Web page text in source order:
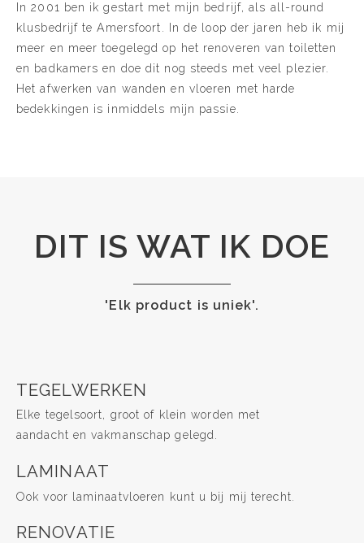
In 2001 ben ik gestart met mijn bedrijf, als all-round
klusbedrijf te Amersfoort. In de loop der jaren heb ik mij
meer en meer toegelegd op het renoveren van toiletten
en badkamers en doe dit nog steeds met veel plezier.
Het afwerken van wanden en vloeren met harde
bedekkingen is inmiddels mijn passie.
DIT IS WAT IK DOE
'Elk product is uniek'.
TEGELWERKEN
Elke tegelsoort, groot of klein worden met
aandacht en vakmanschap gelegd.
LAMINAAT
Ook voor laminaatvloeren kunt u bij mij terecht.
RENOVATIE